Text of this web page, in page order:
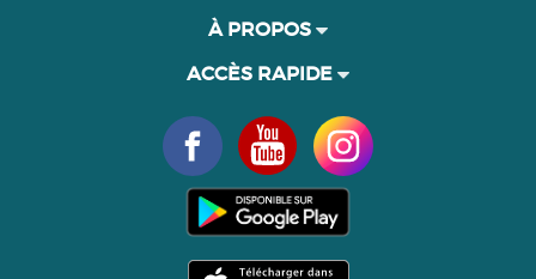
À PROPOS
ACCÈS RAPIDE